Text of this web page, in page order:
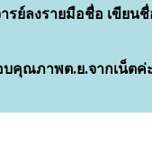
รย์ลงรายมือชื่อ เขียนชื่
บคุณภาพต.ย.จากเน็ตค่